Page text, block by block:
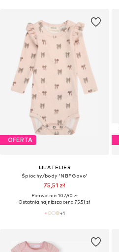
OFERTA
LIL'ATELIER
Śpiochy/body 'NBFGavo'
75,51 zł
Pierwotnie: 107,90 zł
Ostatnia najniższa cena:75,51 zł
+1